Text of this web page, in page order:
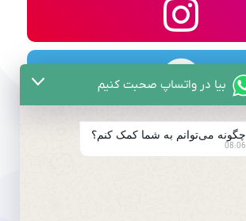
بیا در واتساپ صحبت کنیم
چگونه می‌توانم به شما کمک کنم؟
08:06